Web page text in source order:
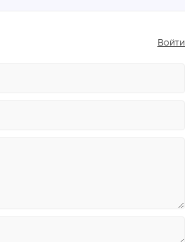
нельзя вернуть 13% налогов,
Войти